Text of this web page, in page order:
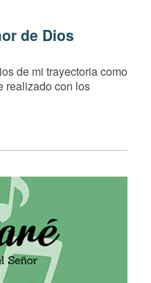
de Dios
de mi trayectoria como
realizado con los